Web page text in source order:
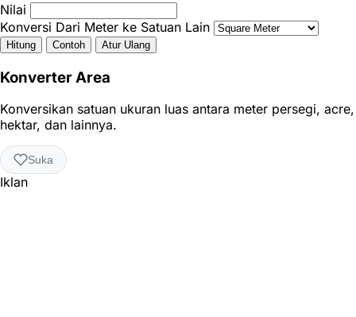
Nilai
Konversi Dari Meter ke Satuan Lain
Hitung Contoh Atur Ulang
Konverter Area
Konversikan satuan ukuran luas antara meter persegi, acre,
hektar, dan lainnya.
Suka
Iklan